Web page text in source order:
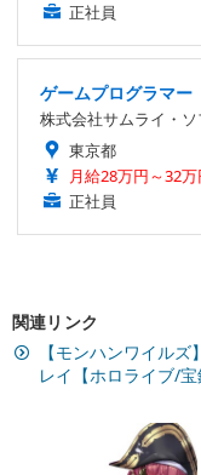
正社員
ゲームプログラマー
株式会社サムライ・ソ
東京都
月給28万円～32万
正社員
関連リンク
【モンハンワイル
レイ【ホロライブ/宝